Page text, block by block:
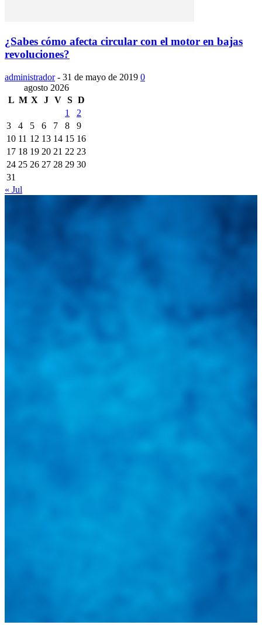
¿Sabes cómo afecta circular con el motor en bajas
revoluciones?
administrador - 31 de mayo de 2019 0
agosto 2026
L M X J V S D
1
2
3
4 5 6 7 8
9
10 11 12 13 14 15 16
17 18 19 20 21 22 23
24 25 26 27 28 29 30
31
« Jul